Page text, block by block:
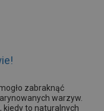
zabraknąć
warzyw.
kiedy to naturalnych